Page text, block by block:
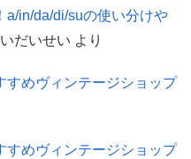
a/in/da/di/suの使い分けや
だいせい より
すめヴィンテージショップ
すめヴィンテージショップ